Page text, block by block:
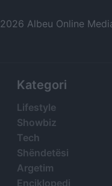
2026 Albeu Online
Kategori
Lifestyle
Showbiz
Tech
Shëndetësi
Argetim
Enciklopedi